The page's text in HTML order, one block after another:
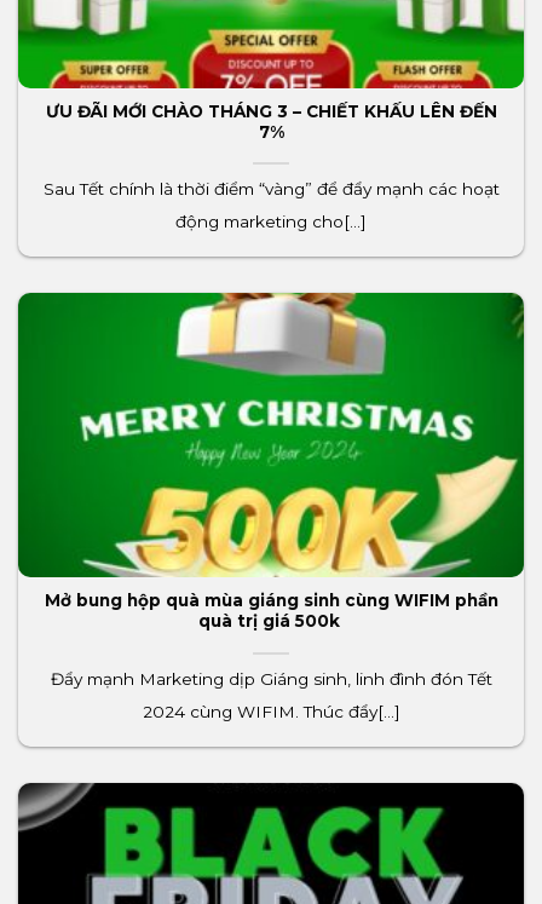
ƯU ĐÃI MỚI CHÀO THÁNG 3 – CHIẾT KHẤU LÊN ĐẾN
7%
Sau Tết chính là thời điểm “vàng” để đẩy mạnh các hoạt
động marketing cho[...]
Mở bung hộp quà mùa giáng sinh cùng WIFIM phần
quà trị giá 500k
Đẩy mạnh Marketing dịp Giáng sinh, linh đình đón Tết
2024 cùng WIFIM. Thúc đẩy[...]